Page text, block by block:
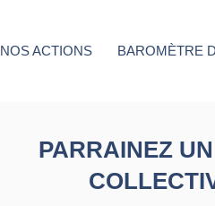
NOS ACTIONS BAROMÈTRE
PARRAINEZ